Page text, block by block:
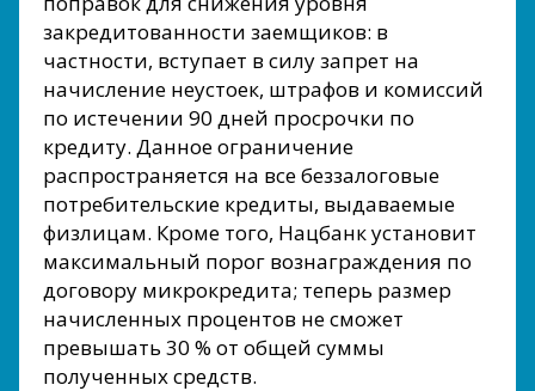
закредитованности заемщиков: в
частности, вступает в силу запрет на
начисление неустоек, штрафов и комиссий
по истечении 90 дней просрочки по
кредиту. Данное ограничение
распространяется на все беззалоговые
потребительские кредиты, выдаваемые
физлицам. Кроме того, Нацбанк установит
максимальный порог вознаграждения по
договору микрокредита; теперь размер
начисленных процентов не сможет
превышать 30 % от общей суммы
полученных средств.